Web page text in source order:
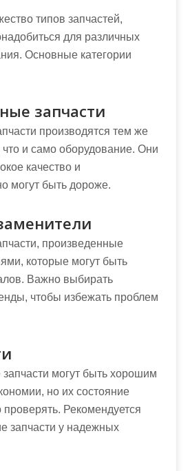
типов запчастей,
для различных
Основные категории
запчасти
производятся тем же
и само оборудование. Они
качество и
могут быть дороже.
произведенные
которые могут быть
Важно выбирать
чтобы избежать проблем
могут быть хорошим
но их состояние
Рекомендуется
запчасти у надежных